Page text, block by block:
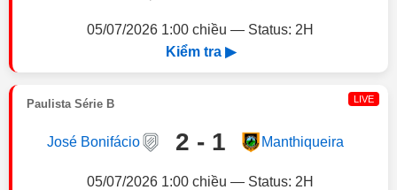
05/07/2026 1:00 chiều — Status: 2H
Kiểm tra ▶
Paulista Série B LIVE
José Bonifácio 2 - 1 Manthiqueira
05/07/2026 1:00 chiều — Status: 2H